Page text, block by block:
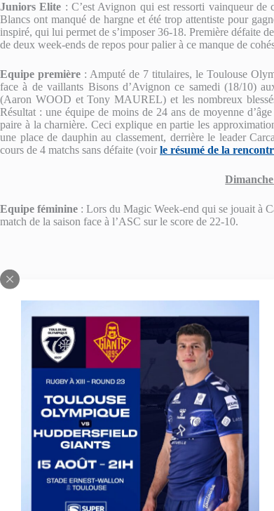
Juniors Elite : C’est Avignon qui est ressorti vainqueur
Blancs ont manqué de hargne et été trop attentiste pour
inspiré, qui lui permet de s’imposer 36-18. Première défaite
de deux week-ends de repos pour palier à ce manque de
Equipe première: Amputé de 7 titulaires, le Toulouse
face à de vaillants Bisons d’Avignon ce samedi (18/10)
(Aaron WOOD et Tony MAUREL) et les nombreux
Résultat : une équipe de moins de 24 ans de moyenne
paire à la charnière. Ceci explique en partie les
une place de dauphin au classement, derrière le leader
cours de 4 matchs sans défaite (voir le résumé de la
Equipe féminine : Lors du Magic Week-end qui se jouait à
match de la saison face à l’ASC sur le score de 22-10.
Partagez votre amour
ARTICLEPRÉCÉDENT
Arthur GONZALEZ-TRIQUE travaille dur
Publications similaires